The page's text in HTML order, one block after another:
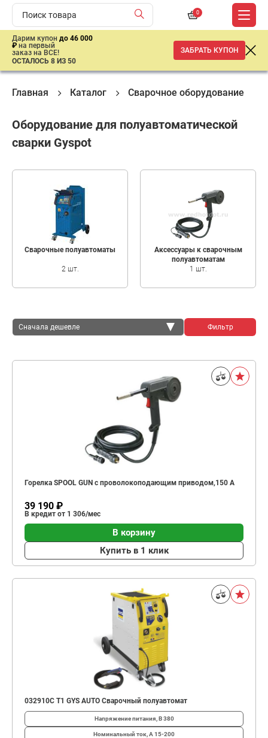
0
Дарим купон до 46 000
₽ на первый
заказ на ВСЕ!
ОСТАЛОСЬ 8 ИЗ 50
ЗАБРАТЬ КУПОН
Главная Каталог Сварочное оборудование
Оборудование для полуавтоматической
сварки Gyspot
Сварочные полуавтоматы
2 шт.
Аксессуары к сварочным
полуавтоматам
1 шт.
Сначала дешевле Фильтр
Горелка SPOOL GUN с проволокоподающим приводом,150 A
39 190 ₽
В кредит от 1 306/мес
В корзину
Купить в 1 клик
032910C T1 GYS AUTO Сварочный полуавтомат
Напряжение питания, В380
Номинальный ток, A 15-200